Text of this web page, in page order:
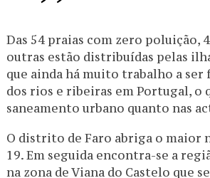
Das 54 praias com zero poluição,
outras estão distribuídas pelas
que ainda há muito trabalho a ser
dos rios e ribeiras em Portugal,
saneamento urbano quanto nas
O distrito de Faro abriga o maior
19. Em seguida encontra-se a
na zona de Viana do Castelo que